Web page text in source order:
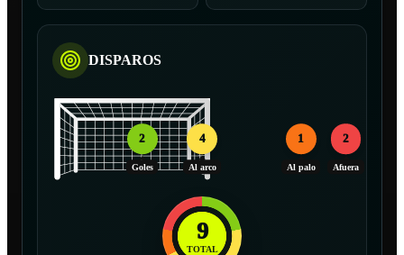
DISPAROS
2
Goles
4
Al arco
1
Al palo
2
Afuera
9
TOTAL